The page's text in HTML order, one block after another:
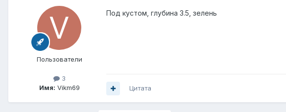
Пользователи
3
Имя: Vikm69
Под кустом, глубина 3.5, зелень
Цитата